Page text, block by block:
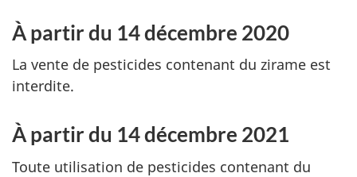
À partir du 14 décembre 2020
La vente de pesticides contenant du zirame est
interdite.
À partir du 14 décembre 2021
Toute utilisation de pesticides contenant du